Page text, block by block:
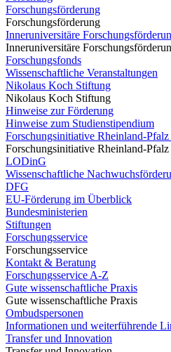
Forschungsförderung
Forschungsförderung
Inneruniversitäre
Inneruniversitäre
Forschungsfonds
Wissenschaftliche Veranstaltungen
Nikolaus Koch Stiftung
Nikolaus Koch Stiftung
Hinweise zur Förderung
Hinweise zum Studienstipendium
Forschungsinitiative Rheinland-
Forschungsinitiative Rheinland-
LODinG
Wissenschaftliche
DFG
EU-Förderung im Überblick
Bundesministerien
Stiftungen
Forschungsservice
Forschungsservice
Kontakt & Beratung
Forschungsservice A-Z
Gute wissenschaftliche Praxis
Gute wissenschaftliche Praxis
Ombudspersonen
Informationen und weiterführende
Transfer und Innovation